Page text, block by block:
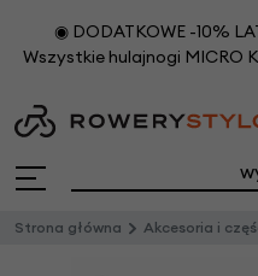
◉ DODATKOWE -10%
Wszystkie hulajnogi MICRO
Strona główna Akcesoria i